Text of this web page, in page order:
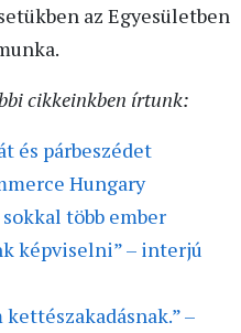
az Egyesületben
cikkeinkben írtunk:
és párbeszédet
Hungary
több ember
képviselni” – interjú
–